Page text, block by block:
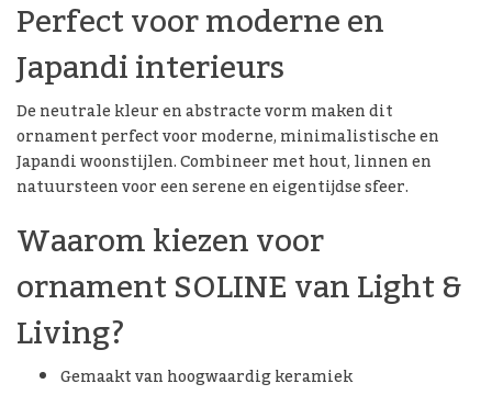
Perfect voor moderne en
Japandi interieurs
De neutrale kleur en abstracte vorm maken dit
ornament perfect voor moderne, minimalistische en
Japandi woonstijlen. Combineer met hout, linnen en
natuursteen voor een serene en eigentijdse sfeer.
Waarom kiezen voor
ornament SOLINE van Light &
Living?
Gemaakt van hoogwaardig keramiek